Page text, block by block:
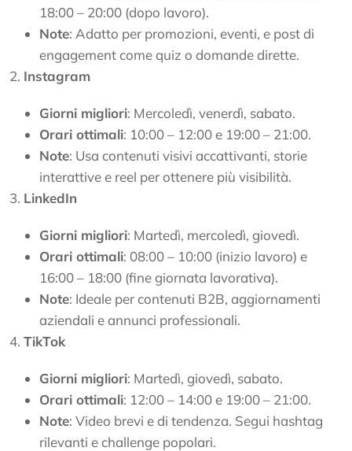
18:00 – 20:00 (dopo lavoro).
Note: Adatto per promozioni, eventi, e post di
engagement come quiz o domande dirette.
Instagram
Giorni migliori: Mercoledì, venerdì, sabato.
Orari ottimali: 10:00 – 12:00 e 19:00 – 21:00.
Note: Usa contenuti visivi accattivanti, storie
interattive e reel per ottenere più visibilità.
LinkedIn
Giorni migliori: Martedì, mercoledì, giovedì.
Orari ottimali: 08:00 – 10:00 (inizio lavoro) e
16:00 – 18:00 (fine giornata lavorativa).
Note: Ideale per contenuti B2B, aggiornamenti
aziendali e annunci professionali.
TikTok
Giorni migliori: Martedì, giovedì, sabato.
Orari ottimali: 12:00 – 14:00 e 19:00 – 21:00.
Note: Video brevi e di tendenza. Segui hashtag
rilevanti e challenge popolari.